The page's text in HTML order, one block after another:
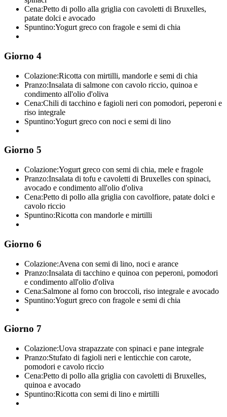
Cena:Petto di pollo alla griglia con cavoletti di Bruxelles,
patate dolci e avocado
Spuntino:Yogurt greco con fragole e semi di chia
Giorno 4
Colazione:Ricotta con mirtilli, mandorle e semi di chia
Pranzo:Insalata di salmone con cavolo riccio, quinoa e
condimento all'olio d'oliva
Cena:Chili di tacchino e fagioli neri con pomodori, peperoni e
riso integrale
Spuntino:Yogurt greco con noci e semi di lino
Giorno 5
Colazione:Yogurt greco con semi di chia, mele e fragole
Pranzo:Insalata di tofu e cavoletti di Bruxelles con spinaci,
avocado e condimento all'olio d'oliva
Cena:Petto di pollo alla griglia con cavolfiore, patate dolci e
cavolo riccio
Spuntino:Ricotta con mandorle e mirtilli
Giorno 6
Colazione:Avena con semi di lino, noci e arance
Pranzo:Insalata di tacchino e quinoa con peperoni, pomodori
e condimento all'olio d'oliva
Cena:Salmone al forno con broccoli, riso integrale e avocado
Spuntino:Yogurt greco con fragole e semi di chia
Giorno 7
Colazione:Uova strapazzate con spinaci e pane integrale
Pranzo:Stufato di fagioli neri e lenticchie con carote,
pomodori e cavolo riccio
Cena:Petto di pollo alla griglia con cavoletti di Bruxelles,
quinoa e avocado
Spuntino:Ricotta con semi di lino e mirtilli